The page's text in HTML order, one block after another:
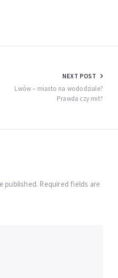
NEXT POST
Lwów – miasto na wododziale?
Prawda czy mit?
published. Required fields are